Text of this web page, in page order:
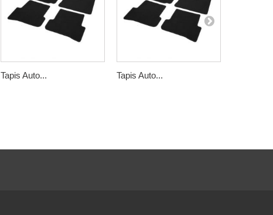
Tapis Auto... Tapis Auto...